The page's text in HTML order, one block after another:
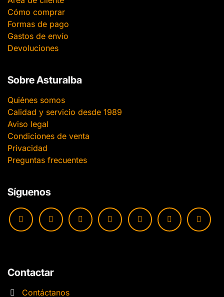
Cómo comprar
Formas de pago
Gastos de envío
Devoluciones
Sobre Asturalba
Quiénes somos
Calidad y servicio desde 1989
Aviso legal
Condiciones de venta
Privacidad
Preguntas frecuentes
Síguenos
Contactar
Contáctanos